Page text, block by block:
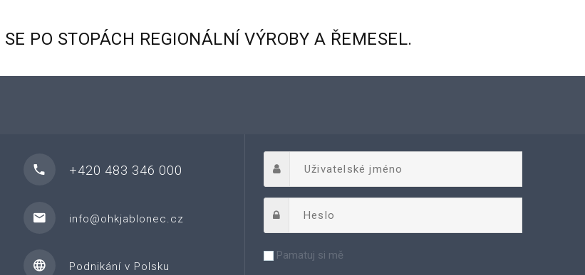
SE PO STOPÁCH REGIONÁLNÍ VÝROBY A ŘEMESEL.
+420 483 346 000
info@ohkjablonec.cz
Podnikání v Polsku
Pamatuj si mě